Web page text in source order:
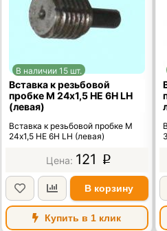
В наличии 15 шт.
Вставка к резьбовой
пробке М 24х1,5 НЕ 6Н LH
(левая)
Вставка к резьбовой пробке М
24х1,5 НЕ 6Н LH (левая)
121 p
В корзину
Купить в 1 клик